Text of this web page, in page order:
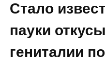
Стало
пауки
гениталии